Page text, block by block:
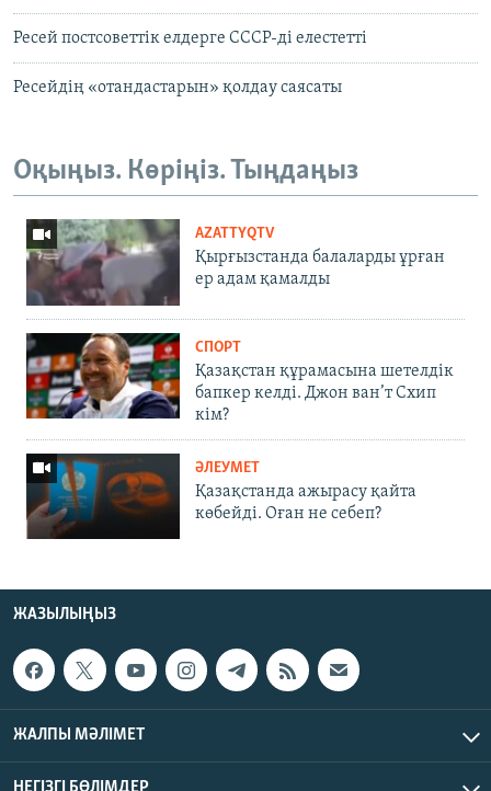
Ресей постсоветтік елдерге СССР-ді елестетті
Ресейдің «отандастарын» қолдау саясаты
Оқыңыз. Көріңіз. Тыңдаңыз
AZATTYQTV
Қырғызстанда балаларды ұрған
ер адам қамалды
СПОРТ
Қазақстан құрамасына шетелдік
бапкер келді. Джон ван’т Схип
кім?
ӘЛЕУМЕТ
Қазақстанда ажырасу қайта
көбейді. Оған не себеп?
ЖАЗЫЛЫҢЫЗ
ЖАЛПЫ МӘЛІМЕТ
НЕГІЗГІ БӨЛІМДЕР